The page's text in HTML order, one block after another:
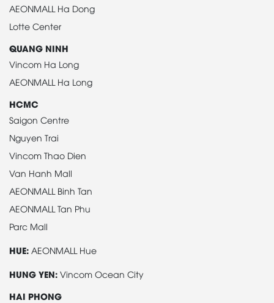
AEONMALL Ha Dong
Lotte Center
QUANG NINH
Vincom Ha Long
AEONMALL Ha Long
HCMC
Saigon Centre
Nguyen Trai
Vincom Thao Dien
Van Hanh Mall
AEONMALL Binh Tan
AEONMALL Tan Phu
Parc Mall
HUE: AEONMALL Hue
HUNG YEN: Vincom Ocean City
HAI PHONG